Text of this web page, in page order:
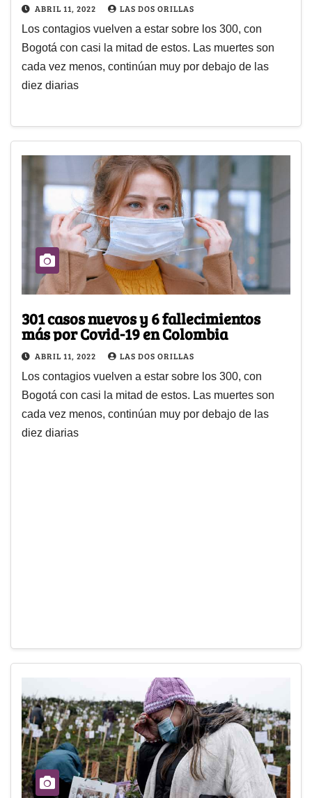
ABRIL 11, 2022 LAS DOS ORILLAS
Los contagios vuelven a estar sobre los 300, con
Bogotá con casi la mitad de estos. Las muertes son
cada vez menos, continúan muy por debajo de las
diez diarias
301 casos nuevos y 6 fallecimientos
más por Covid-19 en Colombia
ABRIL 11, 2022 LAS DOS ORILLAS
Los contagios vuelven a estar sobre los 300, con
Bogotá con casi la mitad de estos. Las muertes son
cada vez menos, continúan muy por debajo de las
diez diarias